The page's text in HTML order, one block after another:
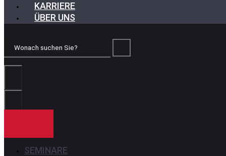
KARRIERE
ÜBER UNS
Wonach
Sie?
SEMINARE